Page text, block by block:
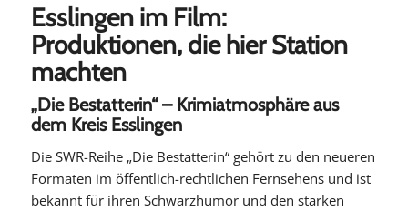
Esslingen im Film:
Produktionen, die hier Station
machten
„Die Bestatterin“ – Krimiatmosphäre aus
dem Kreis Esslingen
Die SWR-Reihe „Die Bestatterin“ gehört zu den neueren
Formaten im öffentlich-rechtlichen Fernsehens und ist
bekannt für ihren Schwarzhumor und den starken